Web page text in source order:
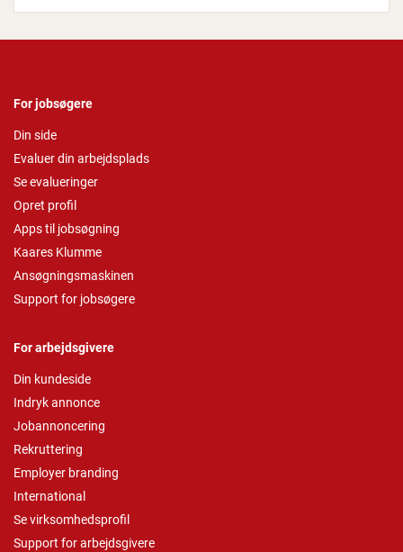
For jobsøgere
Din side
Evaluer din arbejdsplads
Se evalueringer
Opret profil
Apps til jobsøgning
Kaares Klumme
Ansøgningsmaskinen
Support for jobsøgere
For arbejdsgivere
Din kundeside
Indryk annonce
Jobannoncering
Rekruttering
Employer branding
International
Se virksomhedsprofil
Support for arbejdsgivere